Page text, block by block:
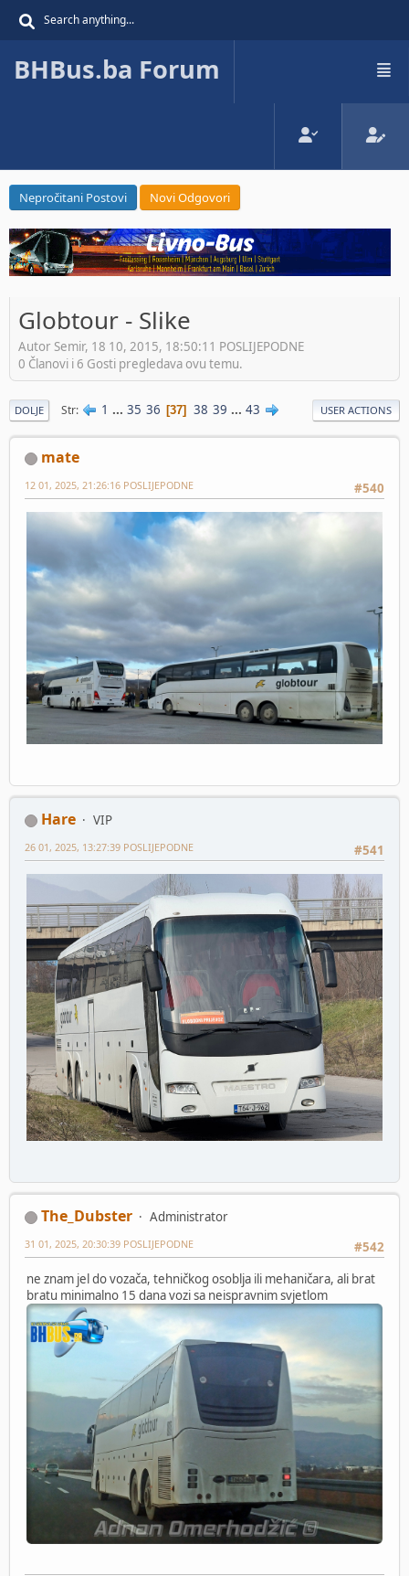
BHBus.ba Forum
Nepročitani Postovi Novi Odgovori
Globtour - Slike
Autor Semir, 18 10, 2015, 18:50:11 POSLIJEPODNE
0 Članovi i 6 Gosti pregledava ovu temu.
DOLJE Str 1 ... 35 36 37 38 39 ... 43 USER ACTIONS
mate
#540
12 01, 2025, 21:26:16 POSLIJEPODNE
Hare
VIP
#541
26 01, 2025, 13:27:39 POSLIJEPODNE
The_Dubster
Administrator
#542
31 01, 2025, 20:30:39 POSLIJEPODNE
ne znam jel do vozača, tehničkog osoblja ili mehaničara, ali brat
bratu minimalno 15 dana vozi sa neispravnim svjetlom